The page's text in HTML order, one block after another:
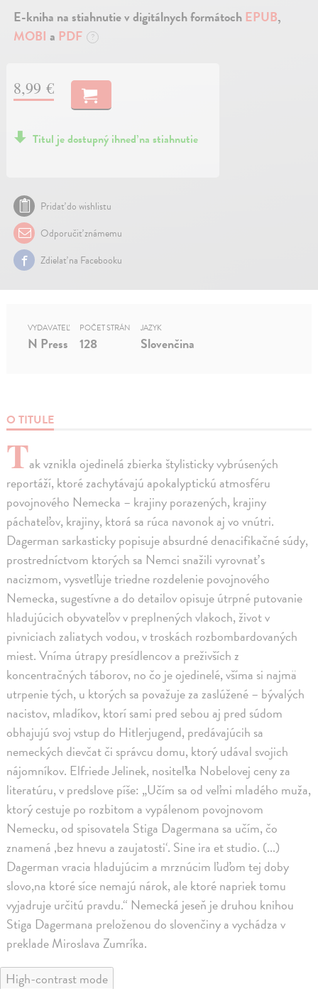
E-kniha na stiahnutie v digitálnych formátoch EPUB,
MOBI a PDF ?
8,99 €
Titul je dostupný ihneď na stiahnutie
Pridať do wishlistu
Odporučiť známemu
Zdielať na Facebooku
O TITULE
Tak vznikla ojedinelá zbierka štylisticky vybrúsených
reportáží, ktoré zachytávajú apokalyptickú atmosféru
povojnového Nemecka – krajiny porazených, krajiny
páchateľov, krajiny, ktorá sa rúca navonok aj vo vnútri.
Dagerman sarkasticky popisuje absurdné denacifikačné súdy,
prostredníctvom ktorých sa Nemci snažili vyrovnať s
nacizmom, vysvetľuje triedne rozdelenie povojnového
Nemecka, sugestívne a do detailov opisuje útrpné putovanie
hladujúcich obyvateľov v preplnených vlakoch, život v
pivniciach zaliatych vodou, v troskách rozbombardovaných
miest. Vníma útrapy presídlencov a preživších z
koncentračných táborov, no čo je ojedinelé, všíma si najmä
utrpenie tých, u ktorých sa považuje za zaslúžené – bývalých
nacistov, mladíkov, ktorí sami pred sebou aj pred súdom
obhajujú svoj vstup do Hitlerjugend, predávajúcih sa
nemeckých dievčat či správcu domu, ktorý udával svojich
nájomníkov. Elfriede Jelinek, nositeľka Nobelovej ceny za
literatúru, v predslove píše: „Učím sa od veľmi mladého muža,
ktorý cestuje po rozbitom a vypálenom povojnovom
Nemecku, od spisovatela Stiga Dagermana sa učím, čo
znamená ‚bez hnevu a zaujatosti‘. Sine ira et studio. (...)
Dagerman vracia hladujúcim a mrznúcim ľuďom tej doby
slovo,na ktoré síce nemajú nárok, ale ktoré napriek tomu
vyjadruje určitú pravdu.“ Nemecká jeseň je druhou knihou
Stiga Dagermana preloženou do slovenčiny a vychádza v
preklade Miroslava Zumríka.
VYDAVATEĽ
N Press
POČET STRÁN
128
JAZYK
Slovenčina
High-contrast mode